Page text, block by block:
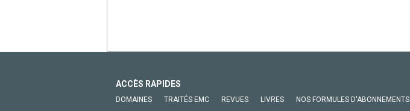
ACCÈS RAPIDES
DOMAINES TRAITÉS EMC REVUES LIVRES NOS FORMULES D'ABONNEMENTS